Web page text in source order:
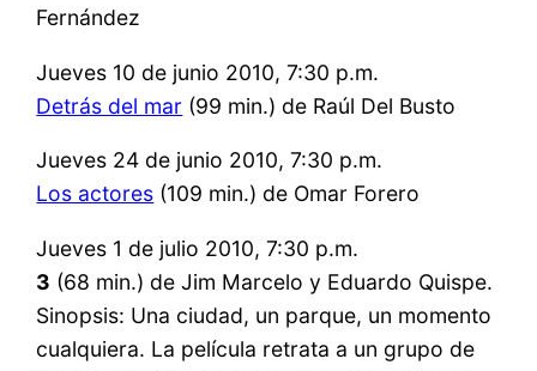
Fernández
Jueves 10 de junio 2010, 7:30 p.m.
Detrás del mar (99 min.) de Raúl Del Busto
Jueves 24 de junio 2010, 7:30 p.m.
Los actores (109 min.) de Omar Forero
Jueves 1 de julio 2010, 7:30 p.m.
3 (68 min.) de Jim Marcelo y Eduardo Quispe.
Sinopsis: Una ciudad, un parque, un momento
cualquiera. La película retrata a un grupo de